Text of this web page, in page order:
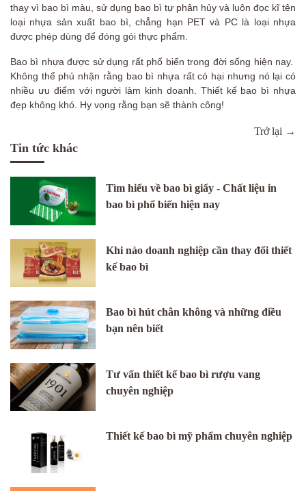
thay vì bao bì màu, sử dụng bao bì tự phân hủy và luôn đọc kĩ tên
loại nhựa sản xuất bao bì, chẳng hạn PET và PC là loại nhựa
được phép dùng để đóng gói thực phẩm.
Bao bì nhựa được sử dụng rất phố biến trong đời sống hiện nay.
Không thể phủ nhận rằng bao bì nhựa rất có hại nhưng nó lại có
nhiều ưu điểm với người làm kinh doanh. Thiết kế bao bì nhựa
đẹp không khó. Hy vọng rằng bạn sẽ thành công!
Trở lại →
Tin tức khác
Tìm hiểu về bao bì giấy - Chất liệu in
bao bì phổ biến hiện nay
Khi nào doanh nghiệp cần thay đổi thiết
kế bao bì
Bao bì hút chân không và những điều
bạn nên biết
Tư vấn thiết kế bao bì rượu vang
chuyên nghiệp
Thiết kế bao bì mỹ phẩm chuyên nghiệp